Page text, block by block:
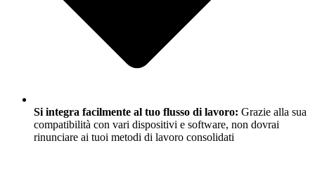
Si integra facilmente al tuo flusso di lavoro: Grazie alla sua
compatibilità con vari dispositivi e software, non dovrai
rinunciare ai tuoi metodi di lavoro consolidati